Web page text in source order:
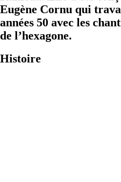
Eugène Cornu qui
années 50 avec les
de l’hexagone.
Histoire